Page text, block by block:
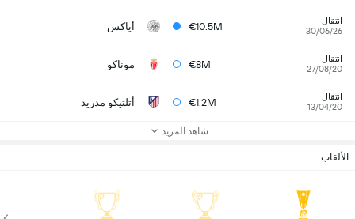
انتقال
30/06/26
€10.5M أياكس
انتقال
27/08/20
€8M موناكو
انتقال
13/04/20
€1.2M أتلتيكو مدريد
شاهد المزيد
الألقاب